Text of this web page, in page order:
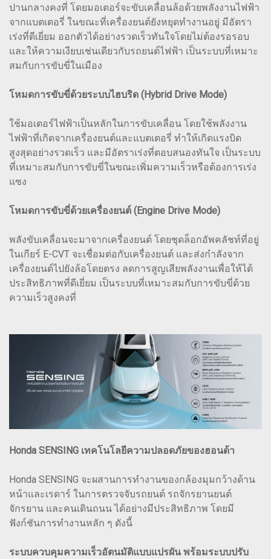
ปานกลางคงที่ โดยมอเตอร์จะขับเคลื่อนล้อด้วยพลังงานไฟฟ้า
จากแบตเตอรี่ ในขณะที่เครื่องยนต์ยังหยุดทำงานอยู่ มีอัตรา
เร่งที่ดีเยี่ยม ออกตัวได้อย่างรวดเร็วทันใจโดยไม่ต้องรอรอบ
และให้ความเงียบเช่นเดียวกับรถยนต์ไฟฟ้า เป็นระบบที่เหมาะ
สมกับการขับขี่ในเมือง
โหมดการขับขี่ด้วยระบบไฮบริด (Hybrid Drive Mode)
ใช้มอเตอร์ไฟฟ้าเป็นหลักในการขับเคลื่อน โดยใช้พลังงาน
ไฟฟ้าที่เกิดจากเครื่องยนต์และแบตเตอรี่ ทำให้เกิดแรงบิด
สูงสุดอย่างรวดเร็ว และมีอัตราเร่งที่ตอบสนองทันใจ เป็นระบบ
ที่เหมาะสมกับการขับขี่ในขณะเพิ่มความเร็วหรือต้องการเร่ง
แซง
โหมดการขับขี่ด้วยเครื่องยนต์ (Engine Drive Mode)
พลังขับเคลื่อนจะมาจากเครื่องยนต์ โดยชุดล็อกอัพคลัชท์ที่อยู่
ในเกียร์ E-CVT จะเชื่อมต่อกับเครื่องยนต์ และส่งกำลังจาก
เครื่องยนต์ไปยังล้อโดยตรง ลดการสูญเสียพลังงานเพื่อให้ได้
ประสิทธิภาพที่ดีเยี่ยม เป็นระบบที่เหมาะสมกับการขับขี่ด้วย
ความเร็วสูงคงที่
Honda SENSING เทคโนโลยีความปลอดภัยของฮอนด้า
Honda SENSING จะผสานการทำงานของกล้องมุมกว้างด้าน
หน้าและเรดาร์ ในการตรวจจับรถยนต์ รถจักรยานยนต์
จักรยาน และคนเดินถนน ได้อย่างมีประสิทธิภาพ โดยมี
ฟังก์ชันการทำงานหลัก ๆ ดังนี้
ระบบควบคุมความเร็วอัตนมัติแบบแปรผัน พร้อมระบบปรับ